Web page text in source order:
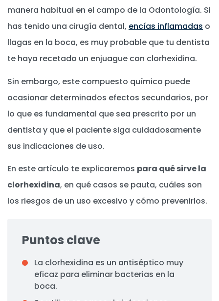
manera habitual en el campo de la Odontología. Si
has tenido una cirugía dental, encías inflamadas o
llagas en la boca, es muy probable que tu dentista
te haya recetado un enjuague con clorhexidina.
Sin embargo, este compuesto químico puede
ocasionar determinados efectos secundarios, por
lo que es fundamental que sea prescrito por un
dentista y que el paciente siga cuidadosamente
sus indicaciones de uso.
En este artículo te explicaremos para qué sirve la
clorhexidina, en qué casos se pauta, cuáles son
los riesgos de un uso excesivo y cómo prevenirlos.
Puntos clave
La clorhexidina es un antiséptico muy
eficaz para eliminar bacterias en la
boca.